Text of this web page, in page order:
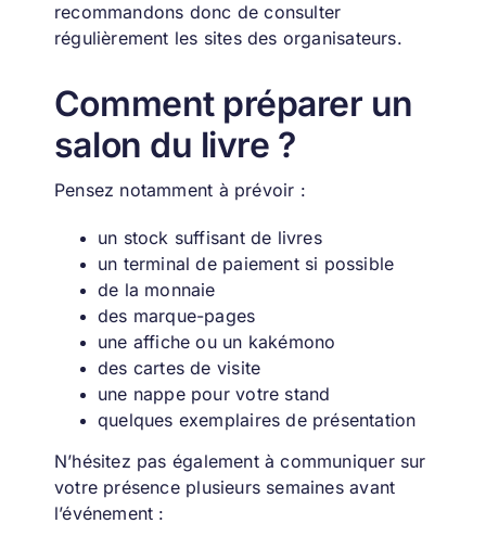
recommandons donc de consulter
régulièrement les sites des organisateurs.
Comment préparer un
salon du livre ?
Pensez notamment à prévoir :
un stock suffisant de livres
un terminal de paiement si possible
de la monnaie
des marque-pages
une affiche ou un kakémono
des cartes de visite
une nappe pour votre stand
quelques exemplaires de présentation
N’hésitez pas également à communiquer sur
votre présence plusieurs semaines avant
l’événement :